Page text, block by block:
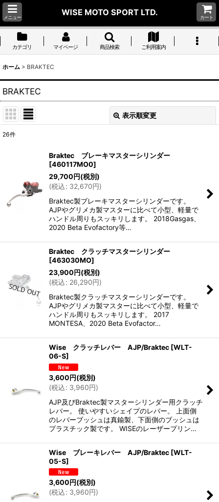
メニュー
WISE MOTO SPORT LTD.
カート
カテゴリ マイページ 商品検索 ご利用案内
ホーム > BRAKTEC
BRAKTEC
表示順変更
絞り込む
26件
Braktec ブレーキマスターシリンダー
[460117MO0]
29,700円(税別)
(税込: 32,670円)
Braktec製ブレーキマスターシリンダーです。
AJPやグリメカ製マスターに比べて小型、軽量で
ハンドル周りもスッキリします。 2018Gasgas、
2020 Beta Evofactory等…
Braktec クラッチマスターシリンダー
[463030MO]
23,900円(税別)
(税込: 26,290円)
Braktec製クラッチマスターシリンダーです。
AJPやグリメカ製マスターに比べて小型、軽量で
ハンドル周りもスッキリします。 2017
MONTESA、2020 Beta Evofactor…
Wise クラッチレバー AJP/Braktec [WLT-
06-S]
3,600円(税別)
(税込: 3,960円)
AJP及びBraktec製マスターシリンダー用クラッチ
レバー。 使いやすいシェイプのレバー。 上面側
のレバーブッシュは真鍮製、下面側のブッシュは
プラスチック製です。 WISEのレーザープリン…
Wise ブレーキレバー AJP/Braktec [WLT-
05-S]
3,600円(税別)
(税込: 3,960円)